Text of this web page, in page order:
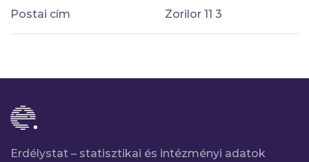
Postai cím Zorilor 11 3
Erdélystat – statisztikai és intézményi adatok